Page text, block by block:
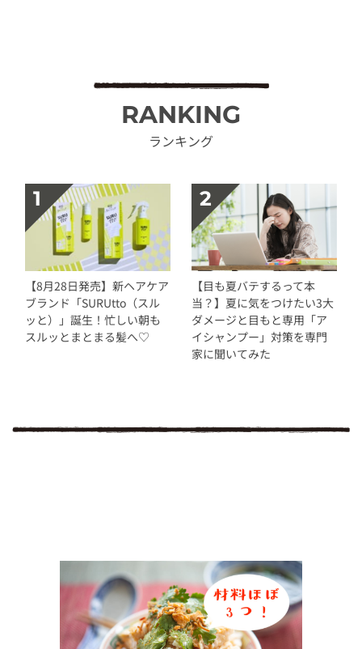
RANKING
ランキング
【8月28日発売】新ヘアケア
ブランド「SURUtto（スル
ッと）」誕生！忙しい朝も
スルッとまとまる髪へ♡
【目も夏バテするって本
当？】夏に気をつけたい3大
ダメージと目もと専用「ア
イシャンプー」対策を専門
家に聞いてみた